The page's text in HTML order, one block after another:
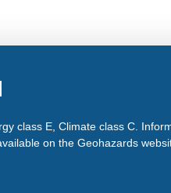
class E, Climate class C.
on the Geohazards